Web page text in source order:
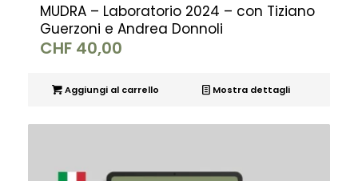
MUDRA – Laboratorio 2024 – con Tiziano
Guerzoni e Andrea Donnoli
CHF40,00
Aggiungi al carrello Mostra dettagli